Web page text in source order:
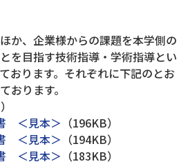
か、企業様からの課題を本学側の
を目指す技術指導・学術指導とい
おります。それぞれに下記のとお
おります。
＜見本＞ （196KB）
＜見本＞ （194KB）
＜見本＞ （183KB）